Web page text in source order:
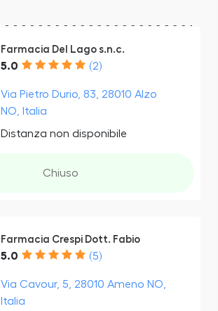
Farmacia Del Lago s.n.c.
5.0 (2)
Via Pietro Durio, 83, 28010 Alzo
NO, Italia
Distanza non disponibile
Chiuso
Farmacia Crespi Dott. Fabio
5.0 (5)
Via Cavour, 5, 28010 Ameno NO,
Italia